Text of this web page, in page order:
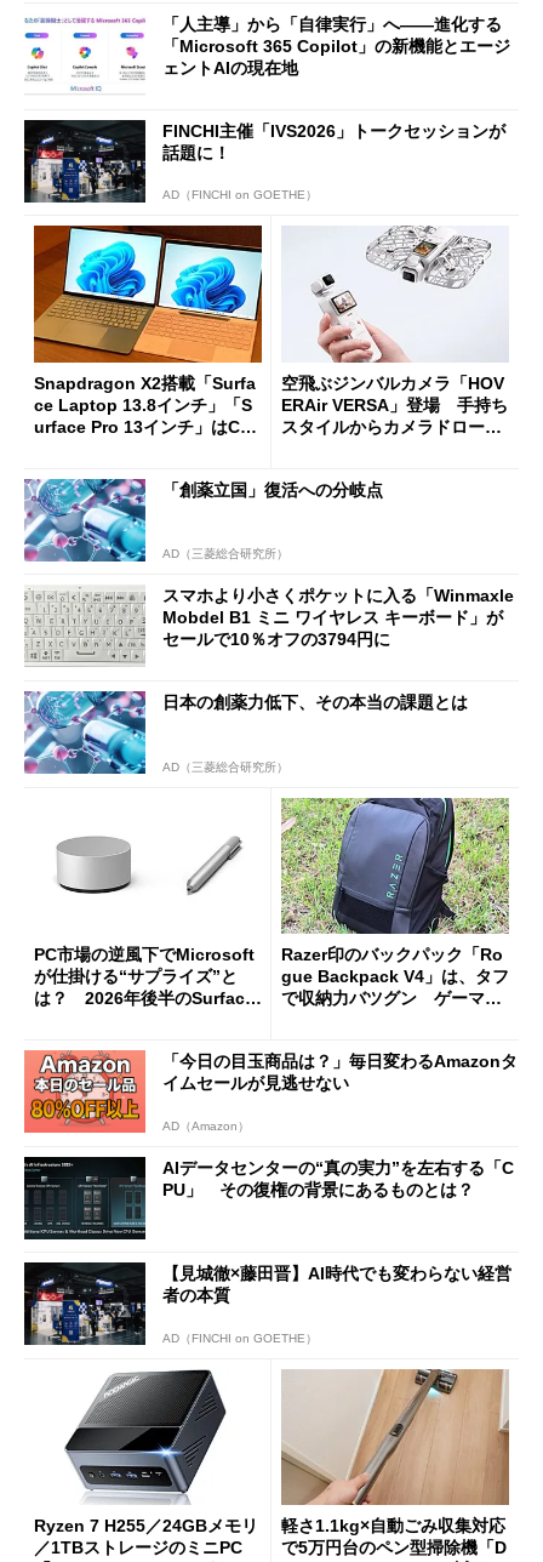
「人主導」から「自律実行」へ――進化する
「Microsoft 365 Copilot」の新機能とエージ
ェントAIの現在地
FINCHI主催「IVS2026」トークセッションが
話題に！
AD（FINCHI on GOETHE）
Snapdragon X2搭載「Surfa
ce Laptop 13.8インチ」「S
urface Pro 13インチ」はCop
た
空飛ぶジンバルカメラ「HOV
ERAir VERSA」登場 手持ち
スタイルからカメラドローン
「創薬立国」復活への分岐点
AD（三菱総合研究所）
スマホより小さくポケットに入る「Winmaxle
Mobdel B1 ミニ ワイヤレス キーボード」が
セールで10％オフの3794円に
日本の創薬力低下、その本当の課題とは
AD（三菱総合研究所）
PC市場の逆風下でMicrosoft
が仕掛ける“サプライズ”と
は？ 2026年後半のSurface
Razer印のバックパック「Ro
gue Backpack V4」は、タフ
で収納力バツグン ゲーマー
「今日の目玉商品は？」毎日変わるAmazonタ
イムセールが見逃せない
AD（Amazon）
AIデータセンターの“真の実力”を左右する「C
PU」 その復権の背景にあるものとは？
【見城徹×藤田晋】AI時代でも変わらない経営
者の本質
AD（FINCHI on GOETHE）
Ryzen 7 H255／24GBメモリ
／1TBストレージのミニPC
軽さ1.1kg×自動ごみ収集対応
で5万円台のペン型掃除機「D